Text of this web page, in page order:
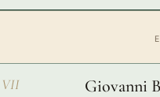
VII Giovanni